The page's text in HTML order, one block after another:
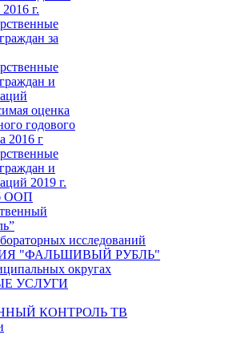
2016 г.
за
и
оценка
годового
2016 г
и
2019 г.
ООП
исследований
"ФАЛЬШИВЫЙ РУБЛЬ"
округах
УСЛУГИ
КОНТРОЛЬ ТВ